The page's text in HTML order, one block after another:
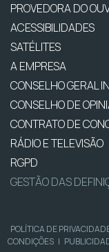
PROVEDORA DO
ACESSIBILIDADES
SATÉLITES
A EMPRESA
CONSELHO GERAL
CONSELHO DE
CONTRATO DE
RÁDIO E TELEVISÃO
RGPD
GESTÃO DAS
POLÍTICA DE
CONDIÇÕES |